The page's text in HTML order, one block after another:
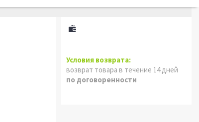
возврат товара в течение 14 дней
по договоренности